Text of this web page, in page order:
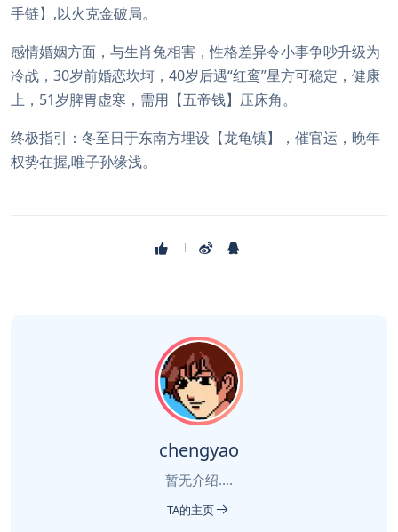
手链】,以火克金破局。
感情婚姻方面，与生肖兔相害，性格差异令小事争吵升级为
冷战，30岁前婚恋坎坷，40岁后遇“红鸾”星方可稳定，健康
上，51岁脾胃虚寒，需用【五帝钱】压床角。
终极指引：冬至日于东南方埋设【龙龟镇】，催官运，晚年
权势在握,唯子孙缘浅。
chengyao
暂无介绍....
TA的主页